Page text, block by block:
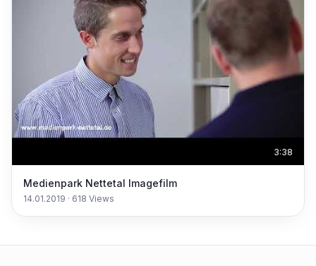
3:38
Medienpark Nettetal Imagefilm
14.01.2019 · 618 Views